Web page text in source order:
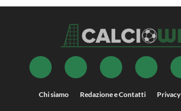
Chi siamo Redazione e Contatti Privacy